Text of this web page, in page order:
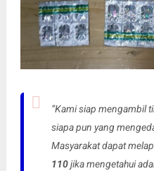
“Kami siap mengambil
siapa pun yang
Masyarakat dapat
110jika mengetahui